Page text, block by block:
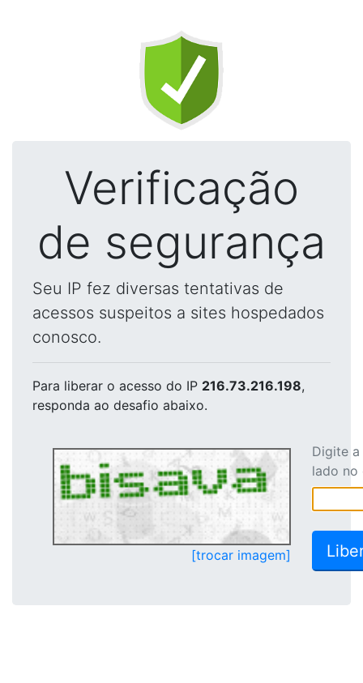
Verificação
de segurança
Seu IP fez diversas tentativas de
acessos suspeitos a sites hospedados
conosco.
Para liberar o acesso do IP 216.73.216.198,
responda ao desafio abaixo.
[trocar imagem]
Digite
lado no